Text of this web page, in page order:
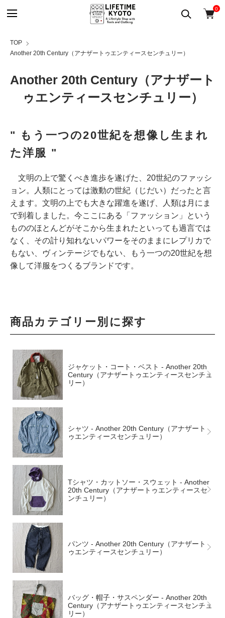
0
TOP
Another 20th Century（アナザートゥエンティースセンチュリー）
Another 20th Century（アナザート
ゥエンティースセンチュリー）
" もう一つの20世紀を想像し生まれ
た洋服 "
文明の上で驚くべき進歩を遂げた、20世紀のファッシ
ョン。人類にとっては激動の世紀（じだい）だったと言
えます。文明の上でも大きな躍進を遂げ、人類は月にま
で到着しました。今ここにある「ファッション」という
もののほとんどがそこから生まれたといっても過言では
なく、その計り知れないパワーをそのままにレプリカで
もない、ヴィンテージでもない、もう一つの20世紀を想
像して洋服をつくるブランドです。
商品カテゴリー別に探す
ジャケット・コート・ベスト - Another 20th
Century（アナザートゥエンティースセンチュ
リー）
シャツ - Another 20th Century（アナザート
ゥエンティースセンチュリー）
Tシャツ・カットソー・スウェット - Another
20th Century（アナザートゥエンティースセ
ンチュリー）
パンツ - Another 20th Century（アナザート
ゥエンティースセンチュリー）
バッグ・帽子・サスペンダー - Another 20th
Century（アナザートゥエンティースセンチュ
リー）